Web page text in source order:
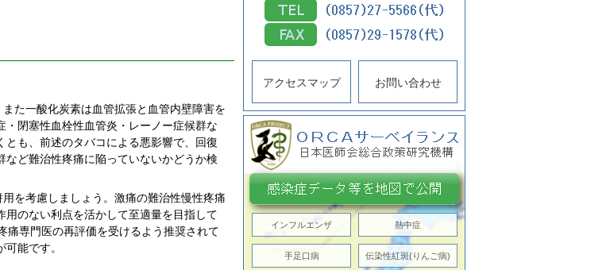
た一酸化炭素は血管拡張と血管内壁障害を
閉塞性血栓性血管炎・レーノー症候群な
も、前述のタバコによる悪影響で、回復
ど難治性疼痛に陥っていないかどうか検
を考慮しましょう。激痛の難治性慢性疼痛
のない利点を活かして至適量を目指して
痛専門医の再評価を受けるよう推奨されて
能です。
アクセスマップ お問い合わせ
インフルエンザ 熱中症
手足口病 伝染性紅斑(りんご病)